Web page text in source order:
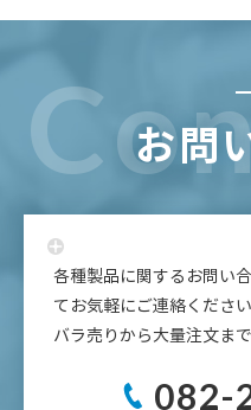
お問
各種製品に関するお問い
てお気軽にご連絡ください
バラ売りから大量注文ま
082-